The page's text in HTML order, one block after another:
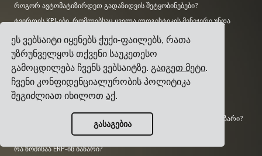
ეს ვებსაიტი იყენებს ქუქი-ფაილებს, რათა
უზრუნველყოს თქვენი საუკეთესო
გამოცდილება ჩვენს ვებსაიტზე. გაიგეთ მეტი.
ჩვენი კონფიდენციალურობის პოლიტიკა
შეგიძლიათ იხილოთაქ.
გასაგებია
როგორ ავტომატიზირდეთ გადაზიდვის შეტყობინებები?
ტვირთის KPI-ები, რომლებსაც ყველა ლოგისტიკის მენეჯერი უნდა
კვლევა
რამდენად დიდია AI ბაზარი?
რამდენ CO2-ს გამოყოფს სატრანსპორტო სექტორი?
რამდენად დიდია ლოგისტიკის ბაზარი?
რამდენად დიდია საწარმოო პროგრამული უზრუნველყოფის ბაზარი?
რამდენი საწარმოო სამუშაო ადგილია შეუვსებელი აშშ-ში?
რა ზომისაა ERP-ის ბაზარი?